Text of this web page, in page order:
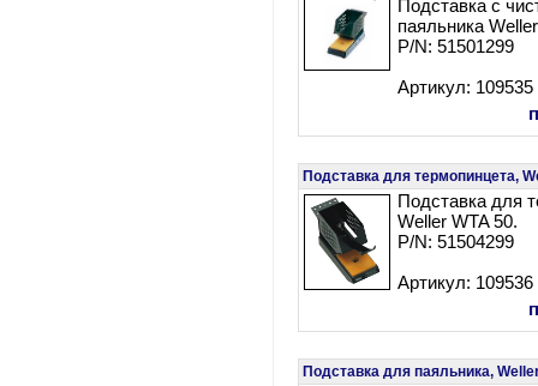
Подставка с
паяльника
P/N: 51501299
Артикул: 109535
Подставка для термопинцета,
Подставка для
Weller WTA 50.
P/N: 51504299
Артикул: 109536
Подставка для паяльника,